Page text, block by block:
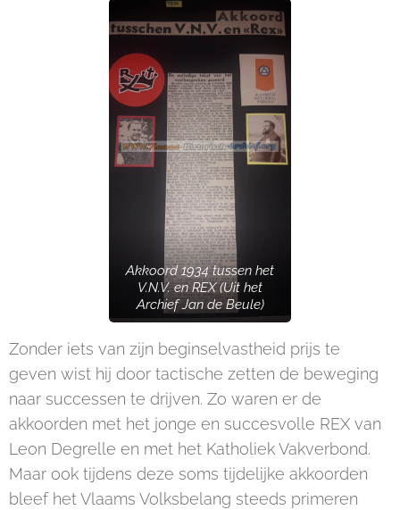
Akkoord 1934 tussen het
V.N.V. en REX (Uit het
Archief Jan de Beule)
Zonder iets van zijn beginselvastheid prijs te
geven wist hij door tactische zetten de beweging
naar successen te drijven. Zo waren er de
akkoorden met het jonge en succesvolle REX van
Leon Degrelle en met het Katholiek Vakverbond.
Maar ook tijdens deze soms tijdelijke akkoorden
bleef het Vlaams Volksbelang steeds primeren